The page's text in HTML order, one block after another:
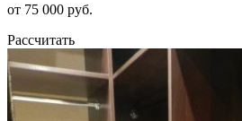
от 75 000 руб.
Рассчитать